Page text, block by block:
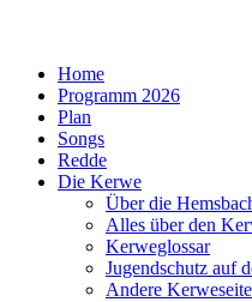
Home
Programm 2026
Plan
Songs
Redde
Die Kerwe
Über die
Alles über den
Kerweglossar
Jugendschutz auf
Andere